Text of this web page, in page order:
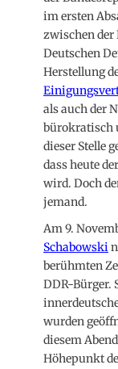
im ersten
zwischen der
Deutschen
Herstellung
als auch der
bürokratisch
dieser Stelle
dass heute
wird. Doch
jemand.
Am 9.
Schabowski
berühmten
DDR-Bürger.
wurden
diesem
Höhepunkt